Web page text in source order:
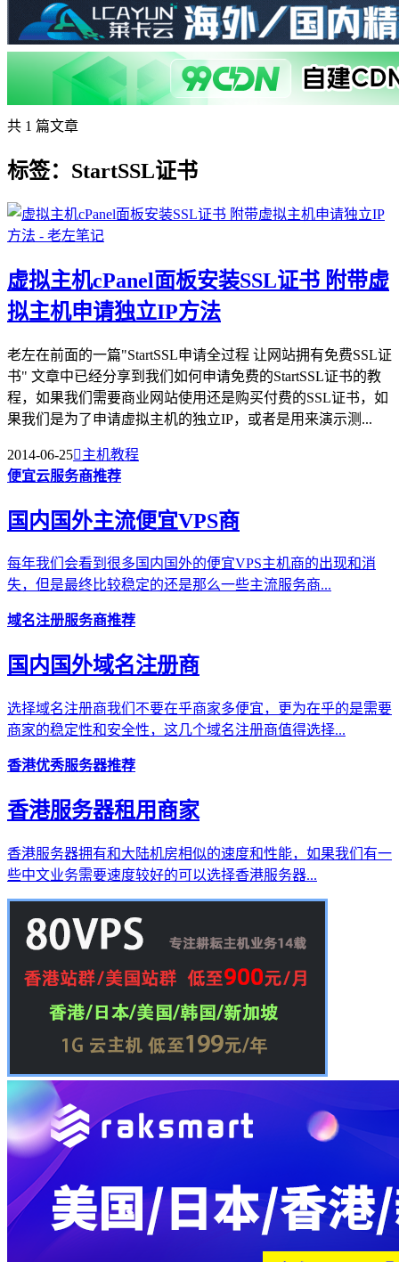
共 1 篇文章
标签：StartSSL证书
虚拟主机cPanel面板安装SSL证书 附带虚
拟主机申请独立IP方法
老左在前面的一篇"StartSSL申请全过程 让网站拥有免费SSL证
书" 文章中已经分享到我们如何申请免费的StartSSL证书的教
程，如果我们需要商业网站使用还是购买付费的SSL证书，如
果我们是为了申请虚拟主机的独立IP，或者是用来演示测...
2014-06-25主机教程
便宜云服务商推荐
国内国外主流便宜VPS商
每年我们会看到很多国内国外的便宜VPS主机商的出现和消
失，但是最终比较稳定的还是那么一些主流服务商...
域名注册服务商推荐
国内国外域名注册商
选择域名注册商我们不要在乎商家多便宜，更为在乎的是需要
商家的稳定性和安全性，这几个域名注册商值得选择...
香港优秀服务器推荐
香港服务器租用商家
香港服务器拥有和大陆机房相似的速度和性能，如果我们有一
些中文业务需要速度较好的可以选择香港服务器...